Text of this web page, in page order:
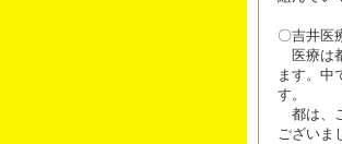
〇吉井医
医療は
ます。中
す。
都は、
ございま